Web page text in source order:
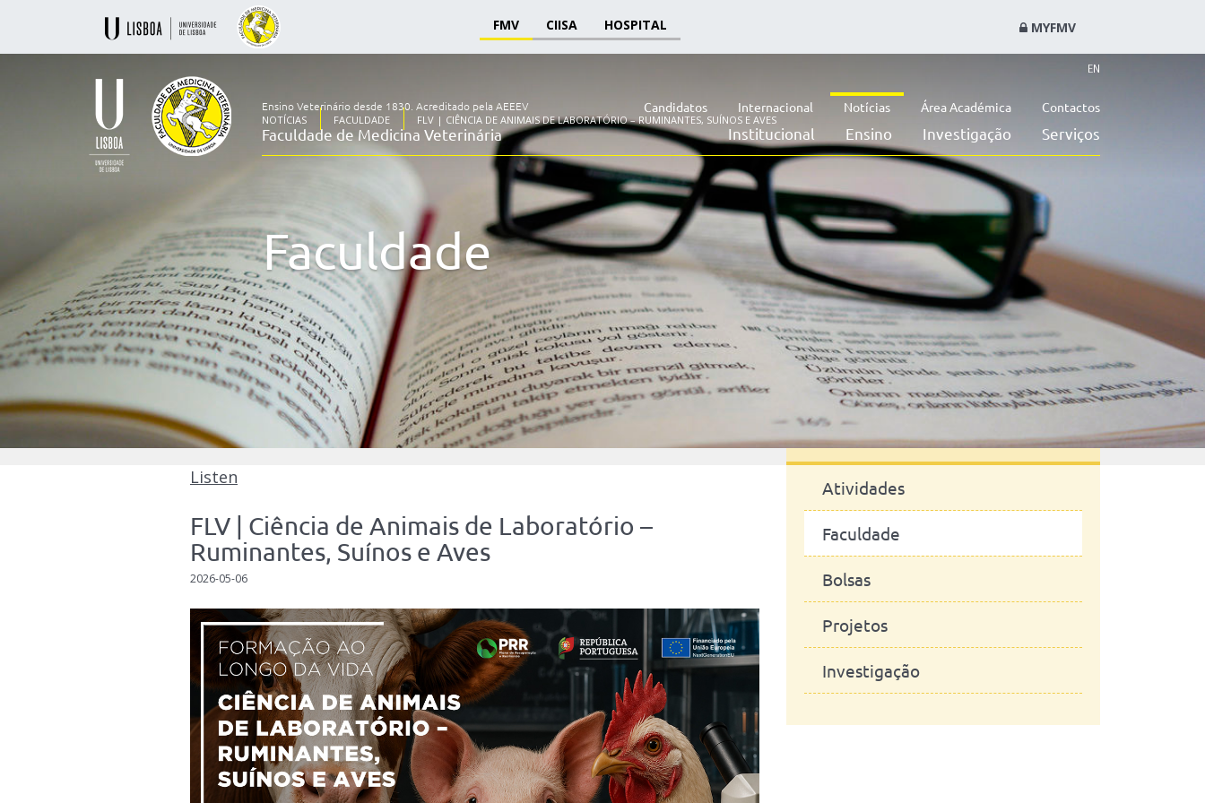
FMV CIISA HOSPITAL MYFMV
Faculdade
de
Medicina
Veterinária
EN
Ensino Veterinário desde 1830. Acreditado pela AEEEV
Faculdade de Medicina Veterinária
Candidatos Internacional Notícias Área Académica Contactos
Institucional Ensino Investigação Serviços
NOTÍCIAS FACULDADE FLV | CIÊNCIA DE ANIMAIS DE LABORATÓRIO – RUMINANTES, SUÍNOS E AVES
Faculdade
Listen
FLV | Ciência de Animais de Laboratório –
Ruminantes, Suínos e Aves
2026-05-06
Notícias
Atividades
Faculdade
Bolsas
Projetos
Investigação